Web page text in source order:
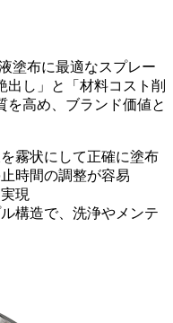
塗布に最適なスプレー
出し」と「材料コスト削
を高め、ブランド価値と
霧状にして正確に塗布
時間の調整が容易
現
構造で、洗浄やメンテ